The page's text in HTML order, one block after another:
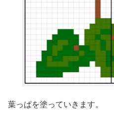
葉っぱを塗っていきます。